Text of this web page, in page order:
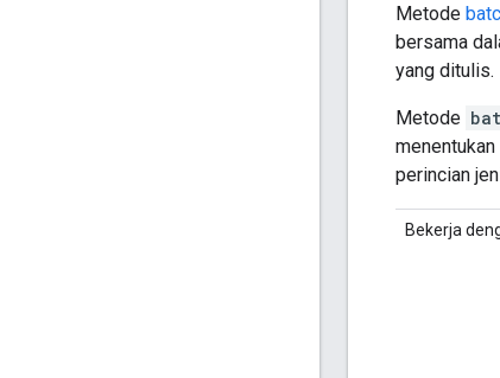
Metode
bersama
yang ditulis.
Metode
perincian
Bekerja